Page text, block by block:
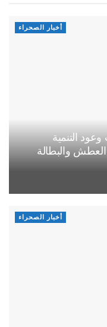
أخبار الصحراء
التنمية
العطش والبطالة
أخبار الصحراء